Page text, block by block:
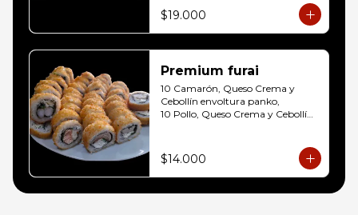
Cebollín envoltura panko,
10 Salmon, Queso Crema y
Cebollín envoltura panko,
10 Carne, Queso Crema y Cebollín
10 Palmito, Queso Crema y
Cebollín envoltura panko,
10 Kanikama, Queso Crema y
Cebollín envoltura panko
$19.000
Premium furai
10 Camarón, Queso Crema y
Cebollín envoltura panko,
10 Pollo, Queso Crema y Cebollín
Cebollín envoltura panko,
10 Salmon, Queso Crema y
Cebollín envoltura panko
$14.000